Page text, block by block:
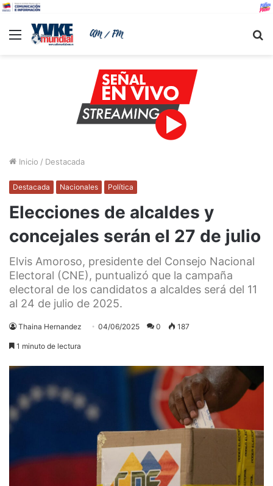
Menu
Inicio / Destacada
Destacada Nacionales Política
Elecciones de alcaldes y
concejales serán el 27 de julio
Elvis Amoroso, presidente del Consejo Nacional
Electoral (CNE), puntualizó que la campaña
electoral de los candidatos a alcaldes será del 11
al 24 de julio de 2025.
Thaina Hernandez 04/06/2025 0 187
1 minuto de lectura